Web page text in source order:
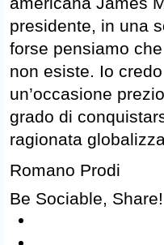
presidente, in una
forse pensiamo
non esiste. Io
un’occasione
grado di
ragionata
Romano Prodi
Be Sociable, Share!